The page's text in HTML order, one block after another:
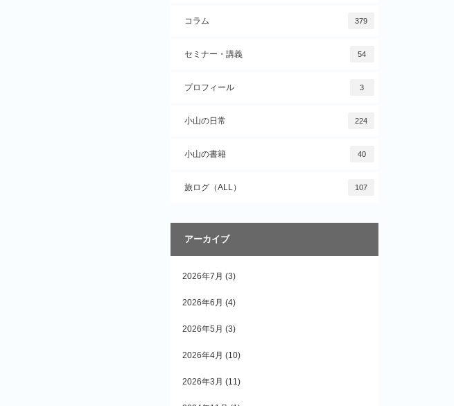
コラム 379
セミナー・講義 54
プロフィール 3
小山の日常 224
小山の書籍 40
旅ログ（ALL） 107
アーカイブ
2026年7月 (3)
2026年6月 (4)
2026年5月 (3)
2026年4月 (10)
2026年3月 (11)